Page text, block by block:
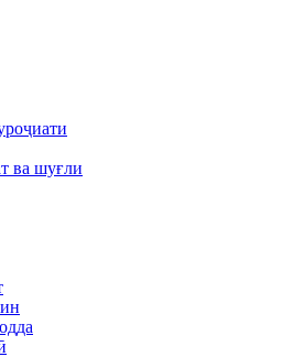
ва шуғли